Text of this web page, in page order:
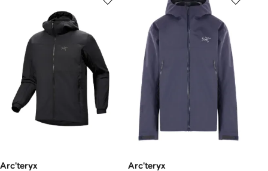
Arc'teryx Arc'teryx